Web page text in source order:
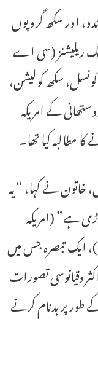
اور سکھ گروپوں
ریلیشنز (سی اے
سکھ کولیشن،
کے امریکہ
مطالبہ کیا تھا۔
خاتون نے کہا، “یہ
ہے” (امریکہ
ایک تبصرہ جس میں
دقیانوسی تصورات
طور پر بدنام کرنے